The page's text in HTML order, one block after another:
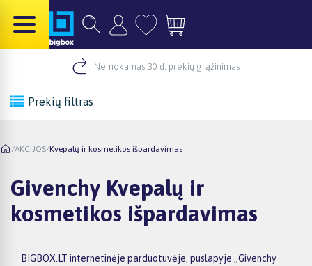
Nemokamas 30 d. prekių grąžinimas
Prekių filtras
/AKCIJOS/Kvepalų ir kosmetikos išpardavimas
Givenchy Kvepalų ir
kosmetikos išpardavimas
BIGBOX.LT internetinėje parduotuvėje, puslapyje „Givenchy